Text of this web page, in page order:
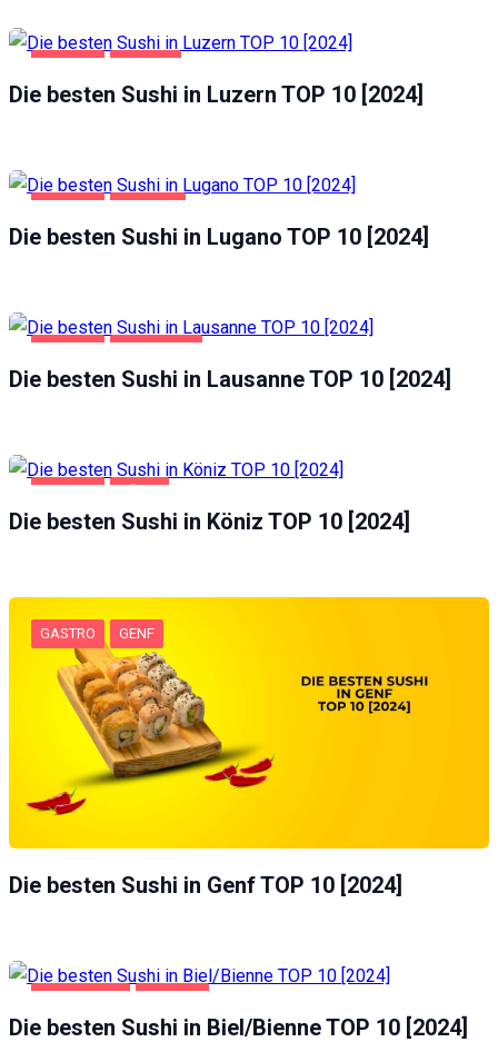
Die besten Sushi in Luzern TOP 10 [2024]
Die besten Sushi in Lugano TOP 10 [2024]
Die besten Sushi in Lausanne TOP 10 [2024]
Die besten Sushi in Köniz TOP 10 [2024]
GASTRO GENF
Die besten Sushi in Genf TOP 10 [2024]
Die besten Sushi in Biel/Bienne TOP 10 [2024]